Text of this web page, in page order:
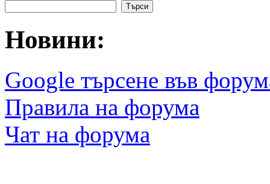
Новини:
Google търсене във
Правила на форума
Чат на форума